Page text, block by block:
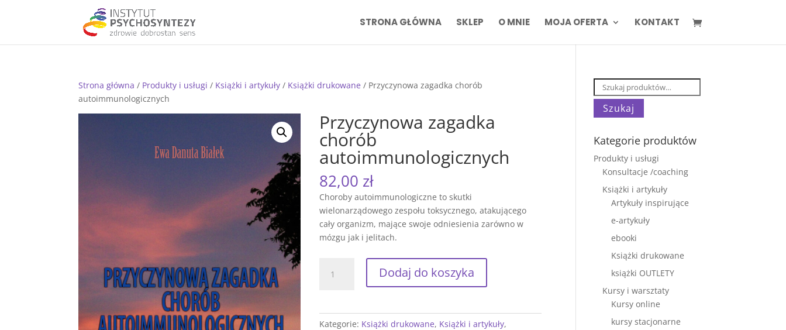
STRONA GŁÓWNA SKLEP O MNIE MOJA OFERTA KONTAKT
Strona główna / Produkty i usługi / Książki i artykuły / Książki drukowane / Przyczynowa zagadka chorób
autoimmunologicznych
Przyczynowa zagadka
chorób
autoimmunologicznych
82,00 zł
Choroby autoimmunologiczne to skutki
wielonarządowego zespołu toksycznego, atakującego
cały organizm, mające swoje odniesienia zarówno w
mózgu jak i jelitach.
Przyczynowa
autoimmunologicznych
Dodaj do koszyka
Kategorie: Książki drukowane, Książki i artykuły,
Szukaj:
Szukaj
Kategorie produktów
Produkty i usługi
Konsultacje /coaching
Książki i artykuły
Artykuły inspirujące
e-artykuły
ebooki
Książki drukowane
książki OUTLETY
Kursy i warsztaty
Kursy online
kursy stacjonarne